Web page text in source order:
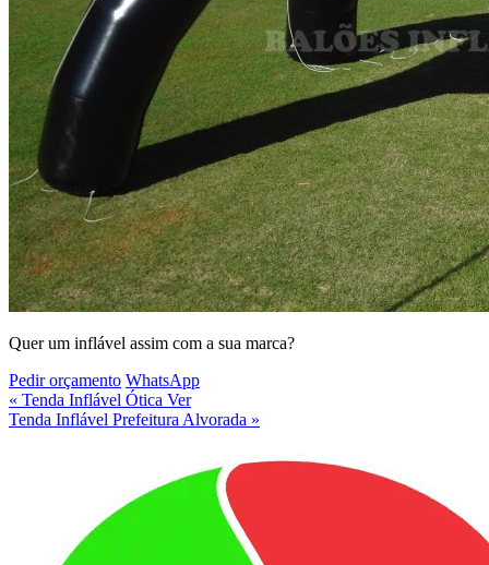
Quer um inflável assim com a sua marca?
Pedir orçamento WhatsApp
« Tenda Inflável Ótica Ver
Tenda Inflável Prefeitura Alvorada »